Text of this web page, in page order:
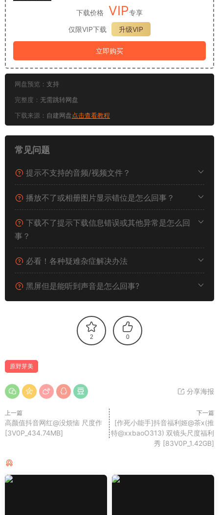
下载价格 VIP专享
仅限VIP下载
升级VIP
立即购买
网盘预览： 支持
完整度： 无需跳转网盘
下载来源： 自建网盘点击查看教程
常见问题
提示不支持的音频/视频文件？
播放不了或相册图片显示错位是怎么回事？
下载不了提示下载信息错误或其他异常是怎么回
事？
必看！各种疑难杂症解决办法
黑屏但是能听到声音是怎么回事?
2 0
原野芽美
分享海报
上一篇
高颜值抖音网红@没烦恼 尺度作
[3V0P_434.74MB]
下一篇
[作死小能手]抖音福利姬@茶x(推
特@xxbaoO313) 双镜头尺度福利
秀 [83V0P_1.42GB]